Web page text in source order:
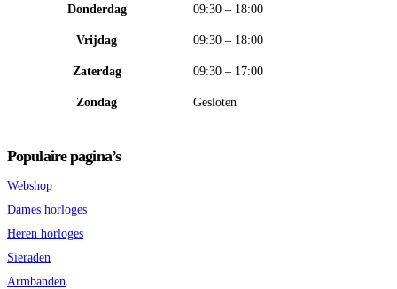
Donderdag 09:30 – 18:00
Vrijdag 09:30 – 18:00
Zaterdag 09:30 – 17:00
Zondag Gesloten
Populaire pagina’s
Webshop
Dames horloges
Heren horloges
Sieraden
Armbanden